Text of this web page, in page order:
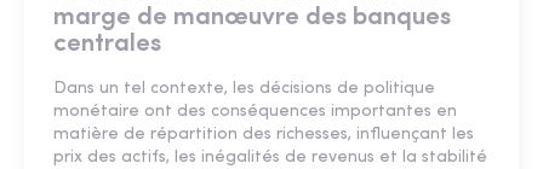
marge de manœuvre des banques
centrales
Dans un tel contexte, les décisions de politique
monétaire ont des conséquences importantes en
matière de répartition des richesses, influençant les
prix des actifs, les inégalités de revenus et la stabilité